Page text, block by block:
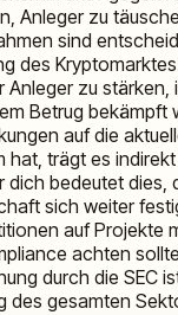
Anleger zu
sind
des
Anleger zu stärken,
Betrug bekämpft
auf die
hat, trägt es
dich bedeutet dies,
sich weiter
auf Projekte
achten
durch die SEC
des gesamten